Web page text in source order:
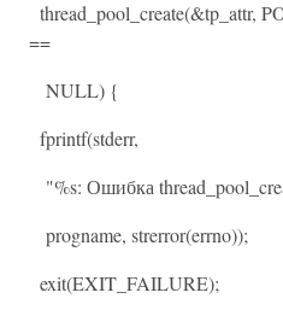
thread_pool_create(&tp_attr,
==
NULL) {
fprintf(stderr,
"%s: Ошибка
progname, strerror(errno));
exit(EXIT_FAILURE);